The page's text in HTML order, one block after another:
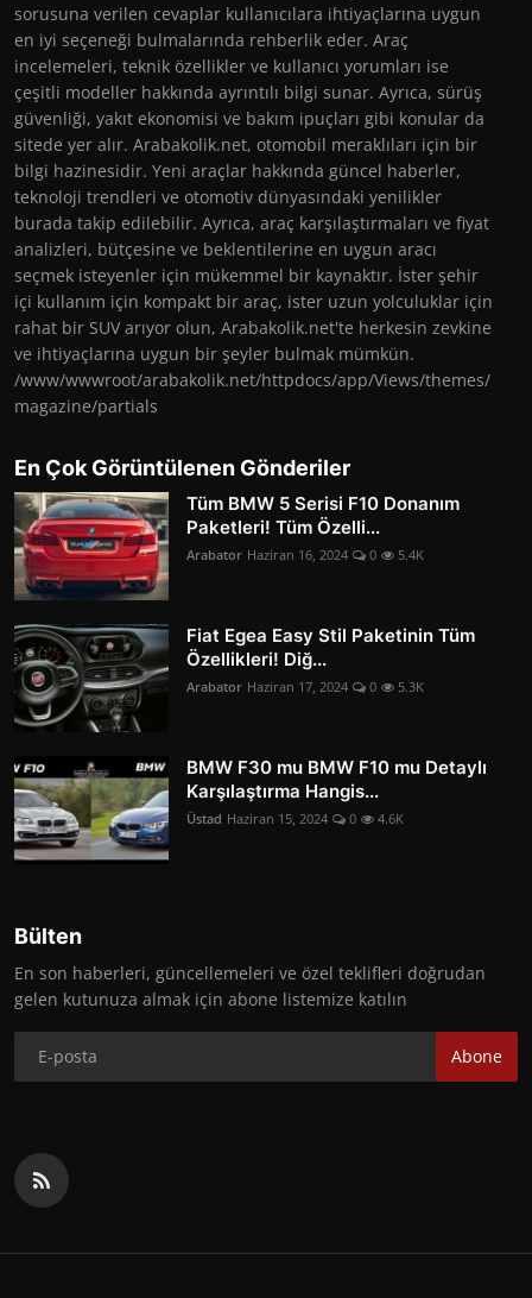
sorusuna verilen cevaplar kullanıcılara ihtiyaçlarına uygun
en iyi seçeneği bulmalarında rehberlik eder. Araç
incelemeleri, teknik özellikler ve kullanıcı yorumları ise
çeşitli modeller hakkında ayrıntılı bilgi sunar. Ayrıca, sürüş
güvenliği, yakıt ekonomisi ve bakım ipuçları gibi konular da
sitede yer alır. Arabakolik.net, otomobil meraklıları için bir
bilgi hazinesidir. Yeni araçlar hakkında güncel haberler,
teknoloji trendleri ve otomotiv dünyasındaki yenilikler
burada takip edilebilir. Ayrıca, araç karşılaştırmaları ve fiyat
analizleri, bütçesine ve beklentilerine en uygun aracı
seçmek isteyenler için mükemmel bir kaynaktır. İster şehir
içi kullanım için kompakt bir araç, ister uzun yolculuklar için
rahat bir SUV arıyor olun, Arabakolik.net'te herkesin zevkine
ve ihtiyaçlarına uygun bir şeyler bulmak mümkün.
/www/wwwroot/arabakolik.net/httpdocs/app/Views/themes/
magazine/partials
En Çok Görüntülenen Gönderiler
Tüm BMW 5 Serisi F10 Donanım
Paketleri! Tüm Özelli...
Arabator Haziran 16, 2024 0 5.4K
Fiat Egea Easy Stil Paketinin Tüm
Özellikleri! Diğ...
Arabator Haziran 17, 2024 0 5.3K
BMW F30 mu BMW F10 mu Detaylı
Karşılaştırma Hangis...
Üstad Haziran 15, 2024 0 4.6K
Bülten
En son haberleri, güncellemeleri ve özel teklifleri doğrudan
gelen kutunuza almak için abone listemize katılın
Abone